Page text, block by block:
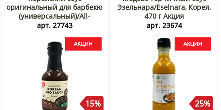
оригинальный для барбекю
(универсальный)/All-
Purpose Korean BBQ Sauce
арт. 27743
15%
Эзельнара/Eselnara, Корея,
470 г Акция
арт. 23674
25%